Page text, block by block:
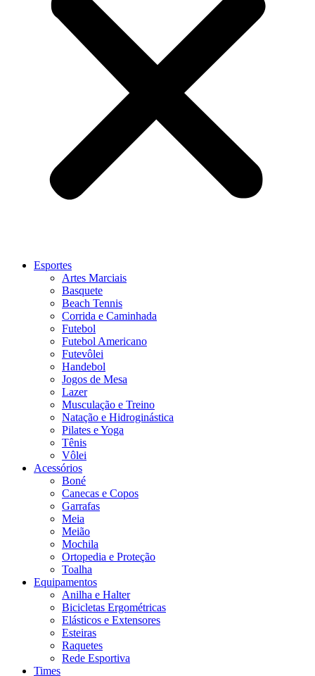
Esportes
Artes Marciais
Basquete
Beach Tennis
Corrida e Caminhada
Futebol
Futebol Americano
Futevôlei
Handebol
Jogos de Mesa
Lazer
Musculação e Treino
Natação e Hidroginástica
Pilates e Yoga
Tênis
Vôlei
Acessórios
Boné
Canecas e Copos
Garrafas
Meia
Meião
Mochila
Ortopedia e Proteção
Toalha
Equipamentos
Anilha e Halter
Bicicletas Ergométricas
Elásticos e Extensores
Esteiras
Raquetes
Rede Esportiva
Times